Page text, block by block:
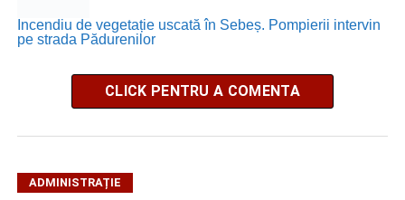
Incendiu de vegetație uscată în Sebeș. Pompierii intervin
pe strada Pădurenilor
CLICK PENTRU A COMENTA
ADMINISTRAȚIE